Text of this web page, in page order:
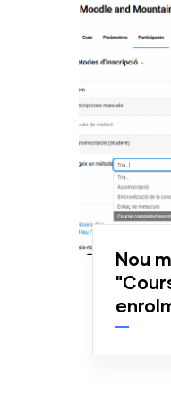
Nou